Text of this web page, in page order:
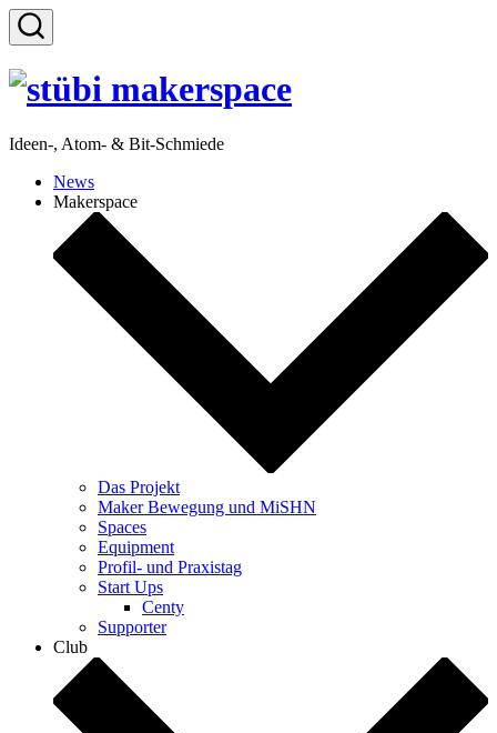
Zum
Inhalt
Suche
Ideen-, Atom- & Bit-Schmiede
News
Makerspace
Das Projekt
Maker Bewegung und MiSHN
Spaces
Equipment
Profil- und Praxistag
Start Ups
Centy
Supporter
Club